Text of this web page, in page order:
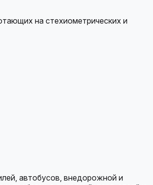
на стехиометрических и